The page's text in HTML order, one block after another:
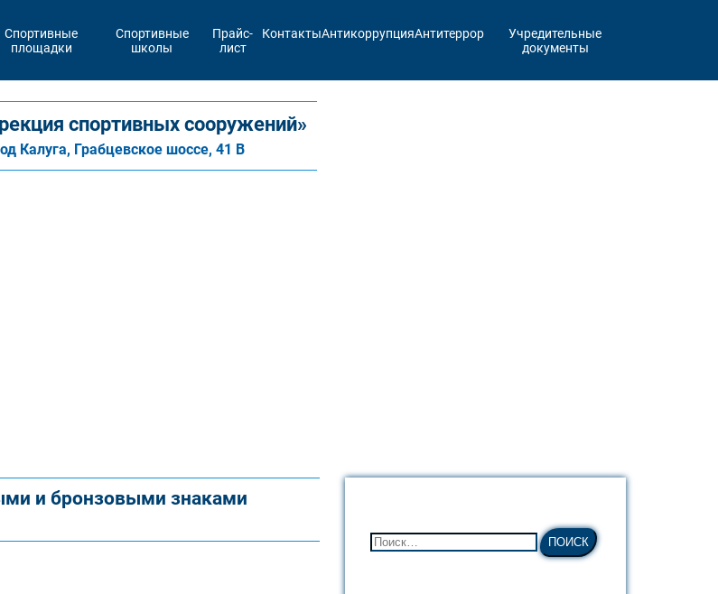
Спортивные
площадки
Спортивные
школы
Прайс-
лист
КонтактыАнтикоррупцияАнтитеррор
Учредительные
документы
спортивных сооружений»
Калуга, Грабцевское шоссе, 41 В
и бронзовыми знаками